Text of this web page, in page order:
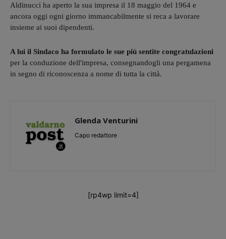
Aldinucci ha aperto la sua impresa il 18 maggio del 1964 e
ancora oggi ogni giorno immancabilmente si reca a lavorare
insieme ai suoi dipendenti.
A lui il Sindaco ha formulato le sue più sentite congratulazioni
per la conduzione dell'impresa, consegnandogli una pergamena
in segno di riconoscenza a nome di tutta la città.
Glenda Venturini
Capo redattore
[rp4wp limit=4]